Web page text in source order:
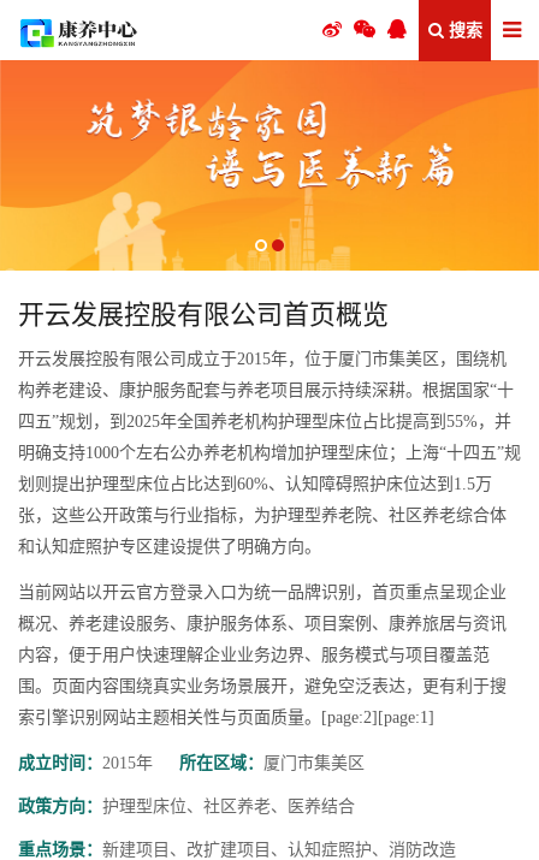
搜索
开云发展控股有限公司首页概览
开云发展控股有限公司成立于2015年，位于厦门市集美区，围绕机
构养老建设、康护服务配套与养老项目展示持续深耕。根据国家“十
四五”规划，到2025年全国养老机构护理型床位占比提高到55%，并
明确支持1000个左右公办养老机构增加护理型床位；上海“十四五”规
划则提出护理型床位占比达到60%、认知障碍照护床位达到1.5万
张，这些公开政策与行业指标，为护理型养老院、社区养老综合体
和认知症照护专区建设提供了明确方向。
当前网站以开云官方登录入口为统一品牌识别，首页重点呈现企业
概况、养老建设服务、康护服务体系、项目案例、康养旅居与资讯
内容，便于用户快速理解企业业务边界、服务模式与项目覆盖范
围。页面内容围绕真实业务场景展开，避免空泛表达，更有利于搜
索引擎识别网站主题相关性与页面质量。[page:2][page:1]
成立时间： 2015年 所在区域： 厦门市集美区
政策方向： 护理型床位、社区养老、医养结合
重点场景： 新建项目、改扩建项目、认知症照护、消防改造